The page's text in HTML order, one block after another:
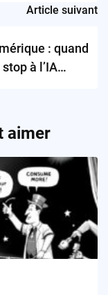
Article suivant
: quand
à l’IA
aimer